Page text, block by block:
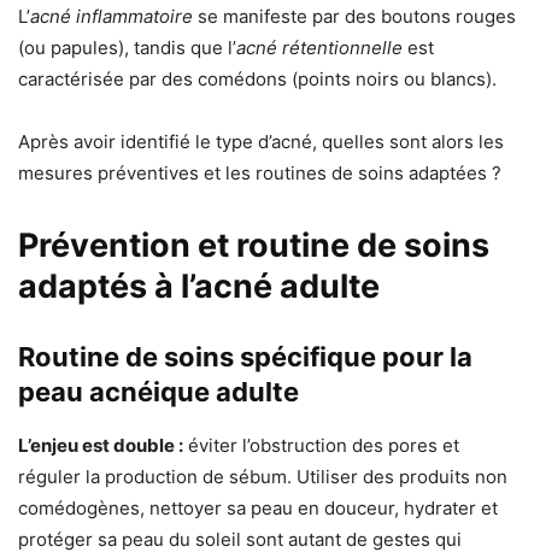
L’acné inflammatoire se manifeste par des boutons rouges
(ou papules), tandis que l’acné rétentionnelle est
caractérisée par des comédons (points noirs ou blancs).
Après avoir identifié le type d’acné, quelles sont alors les
mesures préventives et les routines de soins adaptées ?
Prévention et routine de soins
adaptés à l’acné adulte
Routine de soins spécifique pour la
peau acnéique adulte
L’enjeu est double : éviter l’obstruction des pores et
réguler la production de sébum. Utiliser des produits non
comédogènes, nettoyer sa peau en douceur, hydrater et
protéger sa peau du soleil sont autant de gestes qui